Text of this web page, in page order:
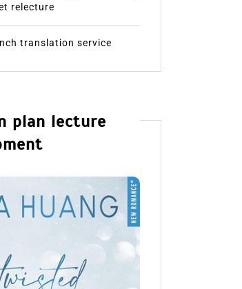
relecture
translation service
plan lecture